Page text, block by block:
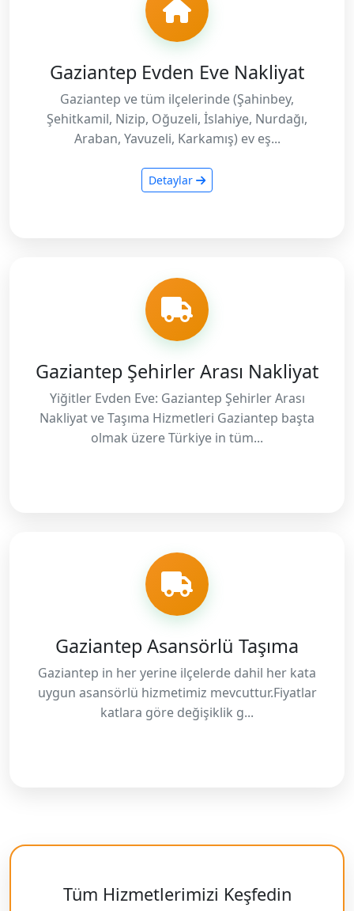
Gaziantep Evden Eve Nakliyat
Gaziantep ve tüm ilçelerinde (Şahinbey,
Şehitkamil, Nizip, Oğuzeli, İslahiye, Nurdağı,
Araban, Yavuzeli, Karkamış) ev eş...
Detaylar
Gaziantep Şehirler Arası Nakliyat
Yiğitler Evden Eve: Gaziantep Şehirler Arası
Nakliyat ve Taşıma Hizmetleri Gaziantep başta
olmak üzere Türkiye in tüm...
Gaziantep Asansörlü Taşıma
Gaziantep in her yerine ilçelerde dahil her kata
uygun asansörlü hizmetimiz mevcuttur.Fiyatlar
katlara göre değişiklik g...
Tüm Hizmetlerimizi Keşfedin